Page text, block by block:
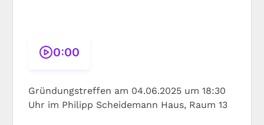
0:00
Gründungstreffen am 04.06.2025 um 18:30
Uhr im Philipp Scheidemann Haus, Raum 13